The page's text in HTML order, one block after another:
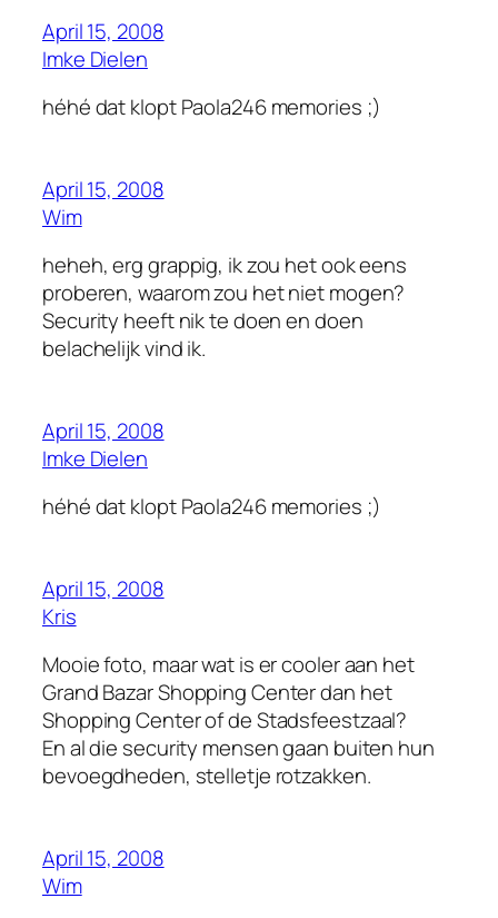
April 15, 2008
Imke Dielen
héhé dat klopt Paola246 memories ;)
April 15, 2008
Wim
heheh, erg grappig, ik zou het ook eens
proberen, waarom zou het niet mogen?
Security heeft nik te doen en doen
belachelijk vind ik.
April 15, 2008
Imke Dielen
héhé dat klopt Paola246 memories ;)
April 15, 2008
Kris
Mooie foto, maar wat is er cooler aan het
Grand Bazar Shopping Center dan het
Shopping Center of de Stadsfeestzaal?
En al die security mensen gaan buiten hun
bevoegdheden, stelletje rotzakken.
April 15, 2008
Wim